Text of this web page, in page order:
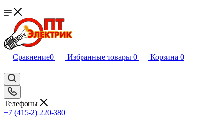
Сравнение0 Избранные товары 0 Корзина 0
Телефоны
+7 (415-2) 220-380